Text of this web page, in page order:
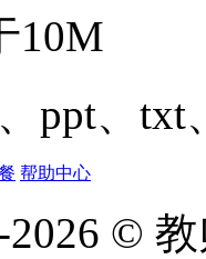
10M
ppt、txt
帮助中心
2026 ©